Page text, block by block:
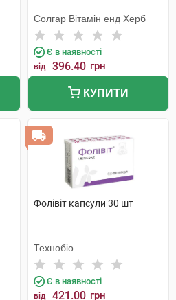
Солгар Вітамін енд Херб
Є в наявності
від 396.40 грн
КУПИТИ
Фолівіт капсули 30 шт
Технобіо
Є в наявності
від 421.00 грн